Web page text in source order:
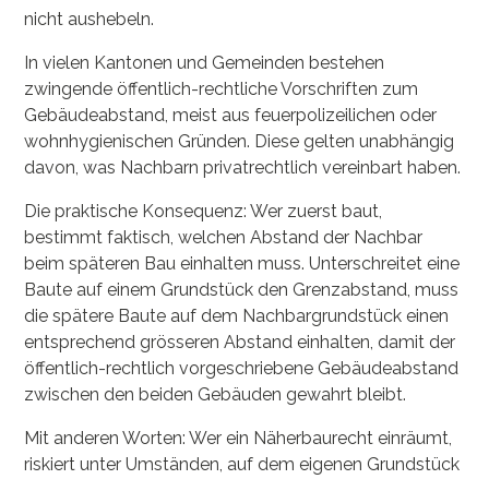
nicht aushebeln.
In vielen Kantonen und Gemeinden bestehen
zwingende öffentlich-rechtliche Vorschriften zum
Gebäudeabstand, meist aus feuerpolizeilichen oder
wohnhygienischen Gründen. Diese gelten unabhängig
davon, was Nachbarn privatrechtlich vereinbart haben.
Die praktische Konsequenz: Wer zuerst baut,
bestimmt faktisch, welchen Abstand der Nachbar
beim späteren Bau einhalten muss. Unterschreitet eine
Baute auf einem Grundstück den Grenzabstand, muss
die spätere Baute auf dem Nachbargrundstück einen
entsprechend grösseren Abstand einhalten, damit der
öffentlich-rechtlich vorgeschriebene Gebäudeabstand
zwischen den beiden Gebäuden gewahrt bleibt.
Mit anderen Worten: Wer ein Näherbaurecht einräumt,
riskiert unter Umständen, auf dem eigenen Grundstück